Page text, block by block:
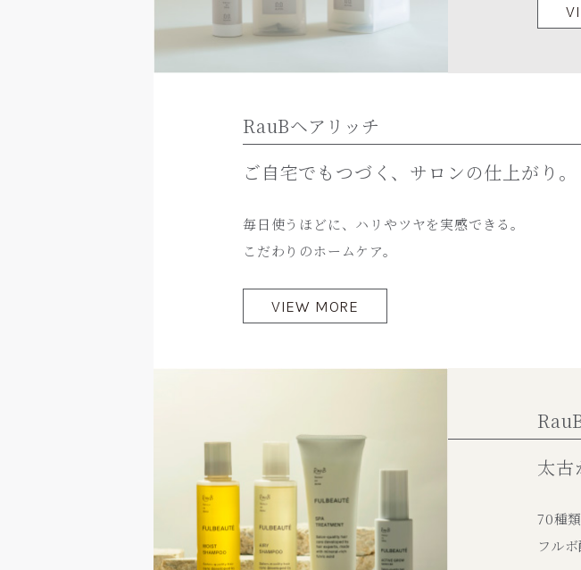
RauBヘアリッチ
ご自宅でもつづく、 サロンの仕上がり。
毎日使うほどに、ハリやツヤを実感できる。
こだわりのホームケア。
VIEW MORE
太古
70種
フル